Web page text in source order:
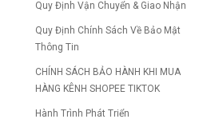
Quy Định Vận Chuyển & Giao Nhận
Quy Định Chính Sách Về Bảo Mật
Thông Tin
CHÍNH SÁCH BẢO HÀNH KHI MUA
HÀNG KÊNH SHOPEE TIKTOK
Hành Trình Phát Triển